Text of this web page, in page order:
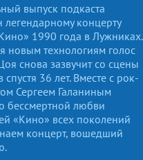
выпуск подкаста
легендарному концерту
1990 года в Лужниках.
новым технологиям голос
снова зазвучит со сцены
36 лет. Вместе с рок-
Сергеем Галаниным
бессмертной любви
«Кино» всех поколений
концерт, вошедший